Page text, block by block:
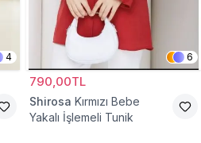
4 6
790,00TL
Shirosa Kırmızı Bebe
Yakalı İşlemeli Tunik